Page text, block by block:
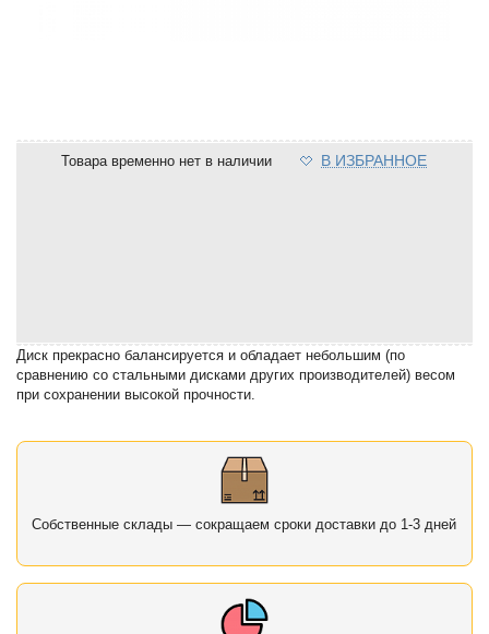
Товара временно нет в наличии В ИЗБРАННОЕ
Диск прекрасно балансируется и обладает небольшим (по
сравнению со стальными дисками других производителей) весом
при сохранении высокой прочности.
Собственные склады — сокращаем сроки доставки до 1-3 дней